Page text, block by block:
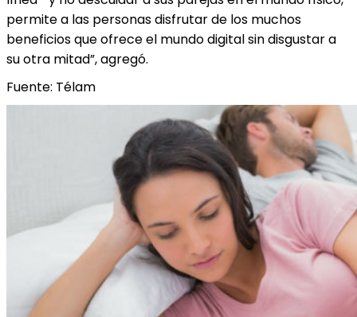
permite a las personas disfrutar de los muchos
beneficios que ofrece el mundo digital sin disgustar a
su otra mitad”, agregó.
Fuente: Télam